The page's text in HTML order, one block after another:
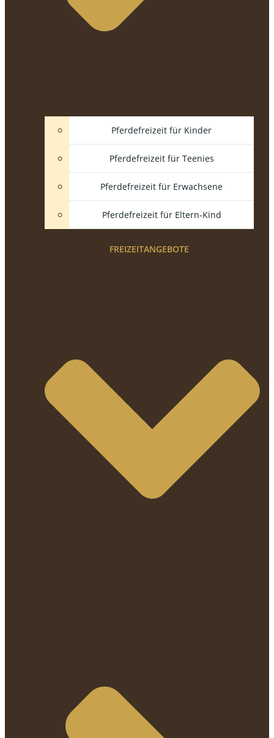
Pferdefreizeit für Kinder
Pferdefreizeit für Teenies
Pferdefreizeit für Erwachsene
Pferdefreizeit für Eltern-Kind
FREIZEITANGEBOTE